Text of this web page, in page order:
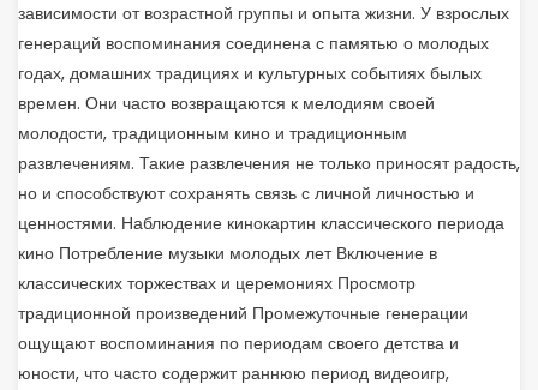
зависимости от возрастной группы и опыта жизни. У взрослых
генераций воспоминания соединена с памятью о молодых
годах, домашних традициях и культурных событиях былых
времен. Они часто возвращаются к мелодиям своей
молодости, традиционным кино и традиционным
развлечениям. Такие развлечения не только приносят радость,
но и способствуют сохранять связь с личной личностью и
ценностями. Наблюдение кинокартин классического периода
кино Потребление музыки молодых лет Включение в
классических торжествах и церемониях Просмотр
традиционной произведений Промежуточные генерации
ощущают воспоминания по периодам своего детства и
юности, что часто содержит раннюю период видеоигр,